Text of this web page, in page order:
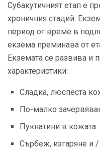
Субакутичният етап е
хроничния стадий.
период от време в
екзема преминава от
Екземата се развива и
характеристики:
Сладка, люспеста
По-малко
Пукнатини в кожата
Сърбеж, изгаряне и